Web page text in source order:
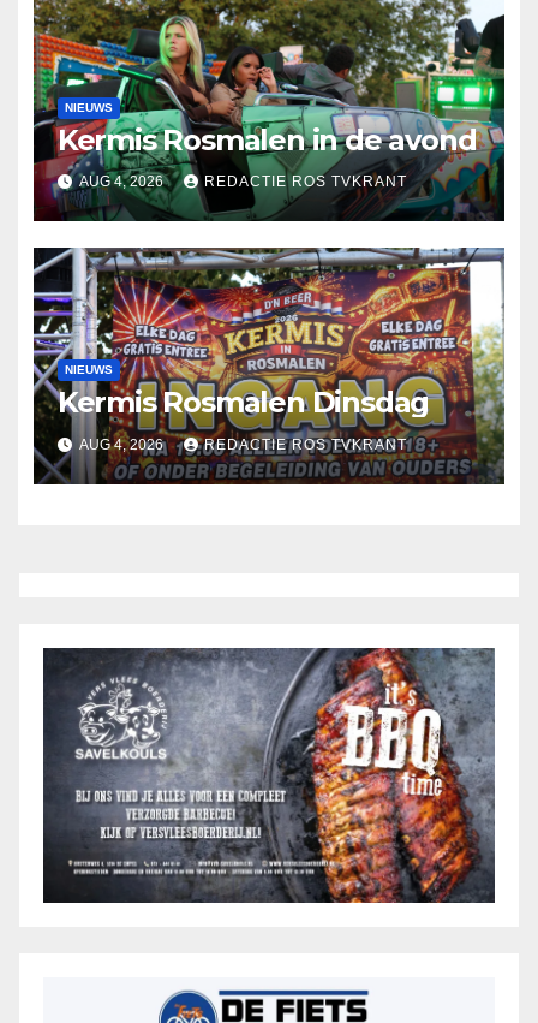
NIEUWS
Kermis Rosmalen in de avond
AUG 4, 2026 REDACTIE ROS TVKRANT
NIEUWS
Kermis Rosmalen Dinsdag
AUG 4, 2026 REDACTIE ROS TVKRANT